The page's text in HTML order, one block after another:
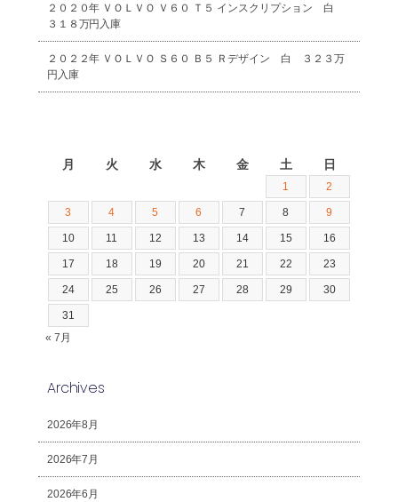
２０２０年 ＶＯＬＶＯ Ｖ６０ Ｔ５ インスクリプション 白
３１８万円入庫
２０２２年 ＶＯＬＶＯ Ｓ６０ Ｂ５ Ｒデザイン 白 ３２３万
円入庫
月 火 水 木 金 土 日
1 2
3 4 5 6 7 8 9
10 11 12 13 14 15 16
17 18 19 20 21 22 23
24 25 26 27 28 29 30
31
« 7月
Archives
2026年8月
2026年7月
2026年6月